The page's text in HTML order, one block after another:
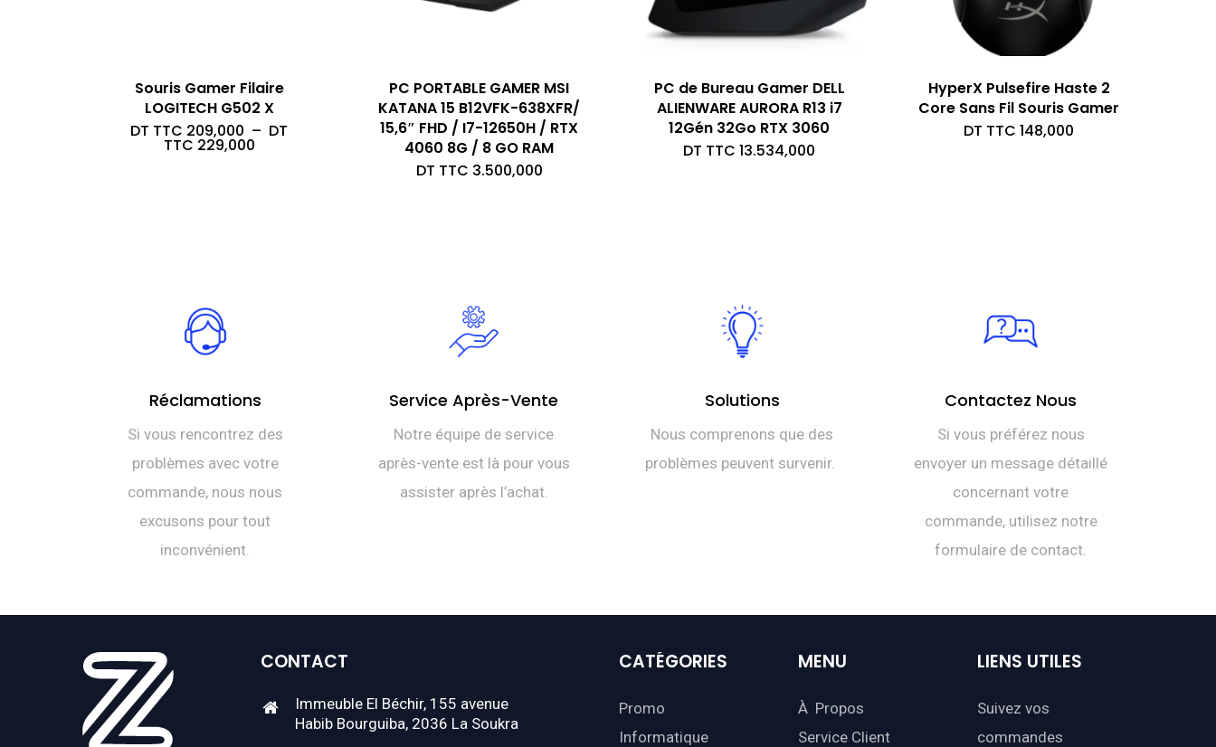
Souris Gamer Filaire
LOGITECH G502 X
DT TTC 209,000 – DT
TTC 229,000Plage
PC PORTABLE GAMER MSI
KATANA 15 B12VFK-638XFR/
15,6″ FHD / I7-12650H / RTX
4060 8G / 8 GO RAM
DT TTC 3.500,000
PC de Bureau Gamer DELL
ALIENWARE AURORA R13 i7
12Gén 32Go RTX 3060
DT TTC 13.534,000
HyperX Pulsefire Haste 2
Core Sans Fil Souris Gamer
DT TTC 148,000
Réclamations
Si vous rencontrez des
problèmes avec votre
commande, nous nous
excusons pour tout
inconvénient.
Service Après-Vente
Notre équipe de service
après-vente est là pour vous
assister après l’achat.
Solutions
Nous comprenons que des
problèmes peuvent survenir.
Contactez Nous
Si vous préférez nous
envoyer un message détaillé
concernant votre
commande, utilisez notre
formulaire de contact.
CONTACT
Immeuble El Béchir, 155 avenue
Habib Bourguiba, 2036 La Soukra
CATÉGORIES
Promo
Informatique
MENU
À Propos
Service Client
LIENS UTILES
Suivez vos
commandes